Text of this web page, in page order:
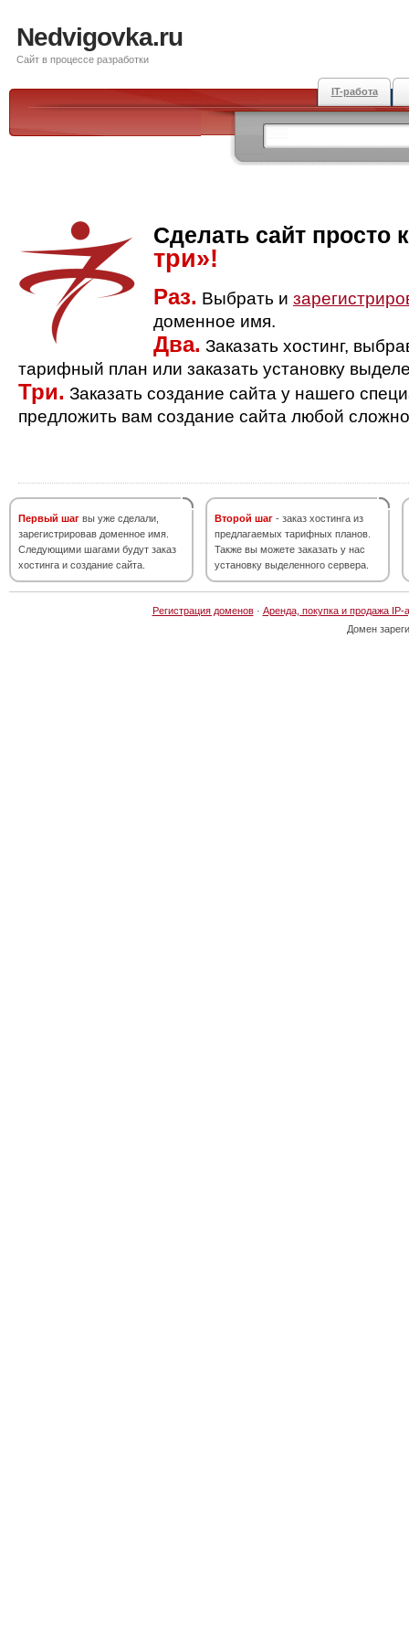
Nedvigovka.ru
Сайт в процессе разработки
IT-работа
Сделать сайт просто
три»!
Раз. Выбрать и
доменное имя.
Два. Заказать хостинг,
тарифный план или заказать установку
Три. Заказать создание сайта у нашего
предложить вам создание сайта любой
Первый шаг вы уже сделали,
зарегистрировав доменное имя.
Следующими шагами будут заказ
хостинга и создание сайта.
Второй шаг - заказ хостинга из
предлагаемых тарифных планов.
Также вы можете заказать у нас
установку выделенного сервера.
Регистрация доменов· Аренда, покупка и продажа IP-
Домен